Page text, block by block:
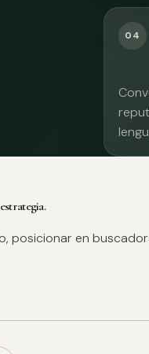
04
posicionar en